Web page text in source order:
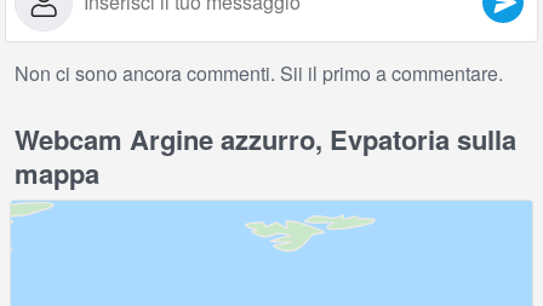
Non ci sono ancora commenti. Sii il primo a commentare.
Webcam Argine azzurro, Evpatoria sulla
mappa